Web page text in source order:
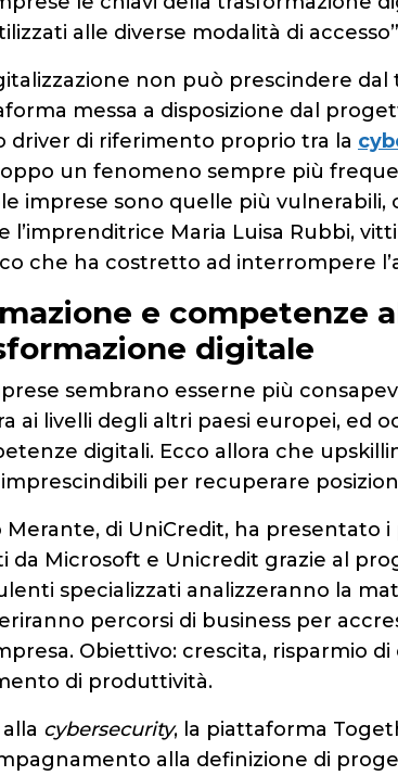
alle diverse modalità di
non può prescindere dal
messa a disposizione dal
driver di riferimento proprio tra la
un fenomeno sempre più
imprese sono quelle più
l’imprenditrice Maria Luisa Rubbi,
che ha costretto ad interrompere
e competenze
digitale
sembrano esserne più
ai livelli degli altri paesi europei, ed
digitali. Ecco allora che
per recuperare
Merante, di UniCredit, ha presentato
da Microsoft e Unicredit grazie al
specializzati analizzeranno la
percorsi di business per
Obiettivo: crescita, risparmio
di produttività.
cybersecurity, la piattaforma
alla definizione di